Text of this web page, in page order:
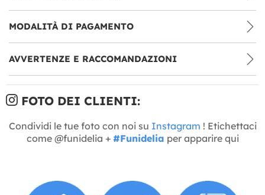
MODALITÀ DI PAGAMENTO
AVVERTENZE E RACCOMANDAZIONI
FOTO DEI CLIENTI:
Condividi le tue foto con noi su Instagram ! Etichettaci
come @funidelia + #Funidelia per apparire qui